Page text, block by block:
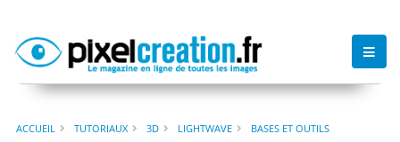
ACCUEIL TUTORIAUX 3D LIGHTWAVE
BASES ET OUTILS